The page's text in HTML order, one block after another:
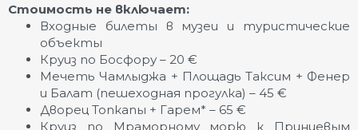
Стоимость не включает:
Входные билеты в музеи и туристические
объекты
Круиз по Босфору – 20 €
Мечеть Чамлыджа + Площадь Таксим + Фенер
и Балат (пешеходная прогулка) – 45 €
Дворец Топкапы + Гарем* – 65 €
Круиз по Мраморному морю к Принцевым